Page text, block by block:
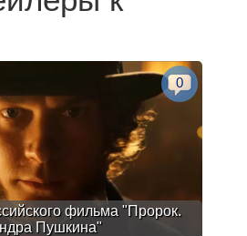
фильма "Пророк.
Пушкина"
0